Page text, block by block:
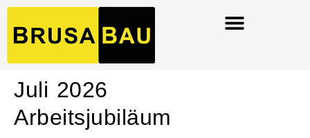
Juli 2026
Arbeitsjubiläum